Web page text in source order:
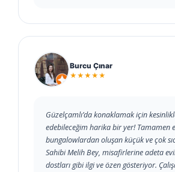
Burcu Çınar
★★★★★
Güzelçamlı’da konaklamak için
edebileceğim harika bir yer! Tamamen
bungalowlardan oluşan küçük ve çok
Sahibi Melih Bey, misafirlerine adeta
dostları gibi ilgi ve özen gösteriyor.